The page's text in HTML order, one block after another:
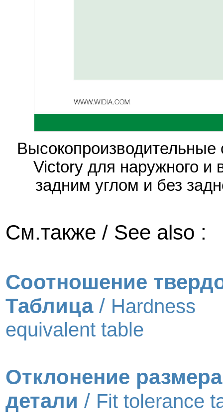
Victory для наружного и
задним углом и без
См.также / See also :
Соотношение
Таблица/ Hardness
equivalent table
Отклонение размера
детали / Fit tolerance